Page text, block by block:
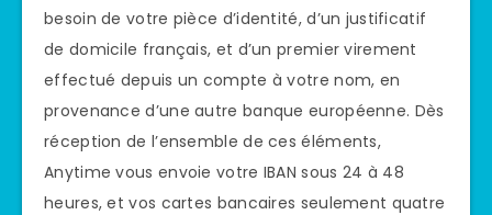
besoin de votre pièce d’identité, d’un justificatif
de domicile français, et d’un premier virement
effectué depuis un compte à votre nom, en
provenance d’une autre banque européenne. Dès
réception de l’ensemble de ces éléments,
Anytime vous envoie votre IBAN sous 24 à 48
heures, et vos cartes bancaires seulement quatre